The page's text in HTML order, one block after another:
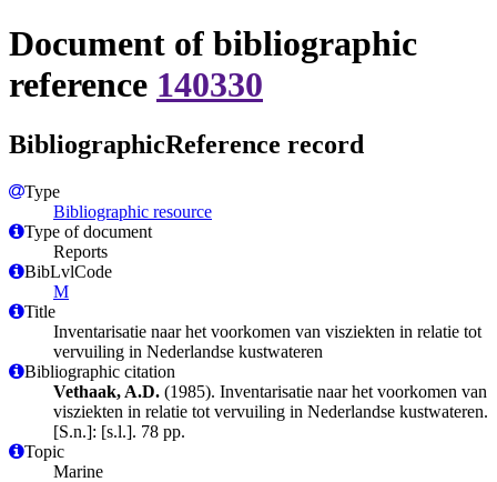
Document of bibliographic
reference 140330
BibliographicReference record
Type
Bibliographic resource
Type of document
Reports
BibLvlCode
M
Title
Inventarisatie naar het voorkomen van visziekten in relatie tot
vervuiling in Nederlandse kustwateren
Bibliographic citation
Vethaak, A.D. (1985). Inventarisatie naar het voorkomen van
visziekten in relatie tot vervuiling in Nederlandse kustwateren.
[S.n.]: [s.l.]. 78 pp.
Topic
Marine